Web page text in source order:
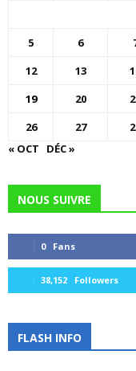
5
6
12
13
19
20
26
27
« OCT
DÉC »
NOUS SUIVRE
0 Fans
38,152 Followers
FLASH INFO